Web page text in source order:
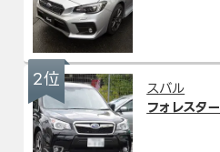
2位
スバル
フォレスター